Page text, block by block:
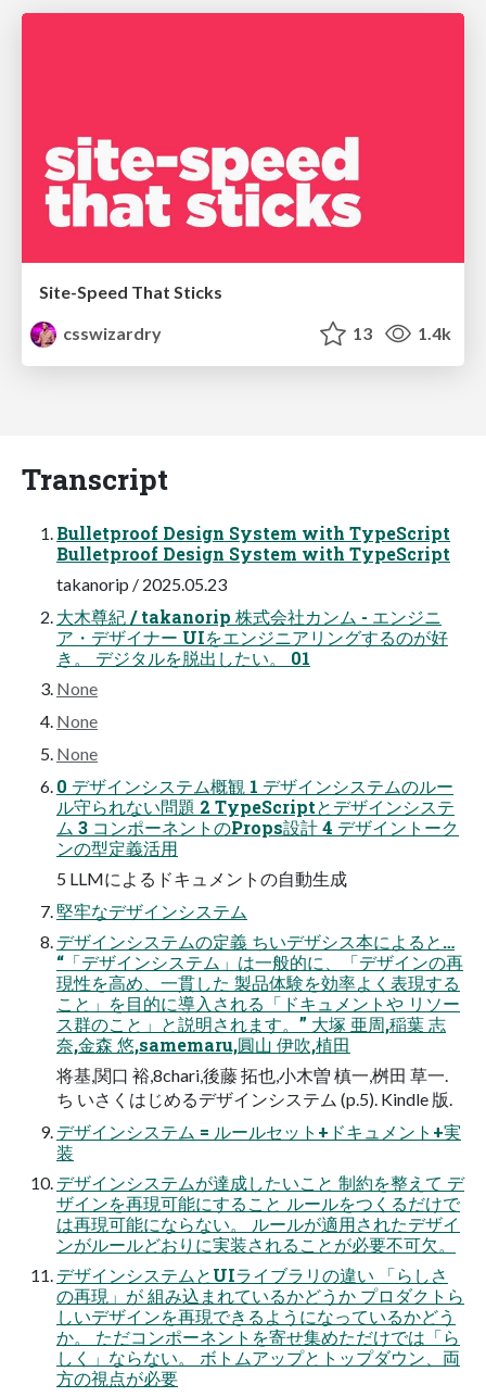
Site-Speed That Sticks
csswizardry
13 1.4k
Transcript
Bulletproof Design System with TypeScript
Bulletproof Design System with TypeScript
takanorip / 2025.05.23
大木尊紀 / takanorip 株式会社カンム - エンジニ
ア・デザイナー UIをエンジニアリングするのが好
き。 デジタルを脱出したい。 01
None
None
None
0 デザインシステム概観 1 デザインシステムのルー
ル守られない問題 2 TypeScriptとデザインシステ
ム 3 コンポーネントのProps設計 4 デザイントーク
ンの型定義活用
5 LLMによるドキュメントの自動生成
堅牢なデザインシステム
デザインシステムの定義 ちいデザシス本によると…
“「デザインシステム」は一般的に、「デザインの再
現性を高め、一貫した 製品体験を効率よく表現する
こと」を目的に導入される「ドキュメントや リソー
ス群のこと」と説明されます。” 大塚 亜周,稲葉 志
奈,金森 悠,samemaru,圓山 伊吹,植田
将基,関口 裕,8chari,後藤 拓也,小木曽 槙一,桝田 草一.
ち いさくはじめるデザインシステム (p.5). Kindle 版.
デザインシステム = ルールセット+ドキュメント+実
装
デザインシステムが達成したいこと 制約を整えて デ
ザインを再現可能にすること ルールをつくるだけで
は再現可能にならない。 ルールが適用されたデザイ
ンがルールどおりに実装されることが必要不可欠。
デザインシステムとUIライブラリの違い 「らしさ
の再現」が 組み込まれているかどうか プロダクトら
しいデザインを再現できるようになっているかどう
か。 ただコンポーネントを寄せ集めただけでは「ら
しく」ならない。 ボトムアップとトップダウン、両
方の視点が必要